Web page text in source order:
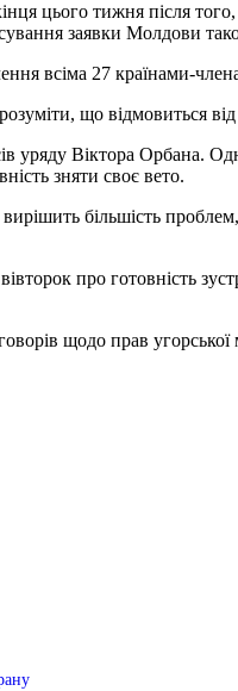
цього тижня після
заявки Молдови
всіма 27 країнами-
що відмовиться
уряду Віктора Орбана.
зняти своє вето.
вирішить більшість
про готовність
щодо прав